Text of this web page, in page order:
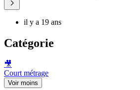
il y a 19 ans
Catégorie
🎥
Court métrage
Voir moins